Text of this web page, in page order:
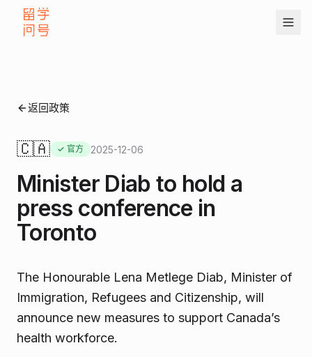
返回政策
🇨🇦 ✓ 官方 2025-12-06
Minister Diab to hold a
press conference in
Toronto
The Honourable Lena Metlege Diab, Minister of
Immigration, Refugees and Citizenship, will
announce new measures to support Canada’s
health workforce.